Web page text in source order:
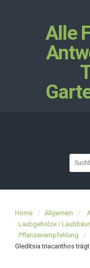
Alle
Home Allgemein
Laubgehölze /
Pflanzenempfehlung
Gleditsia triacanthos